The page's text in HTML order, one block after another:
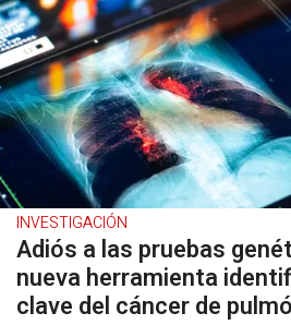
INVESTIGACIÓN
Adiós a las pruebas
nueva herramienta
clave del cáncer de